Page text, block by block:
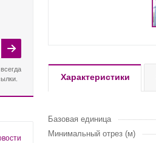
Характеристики
Базовая единица
Минимальный отрез (м)